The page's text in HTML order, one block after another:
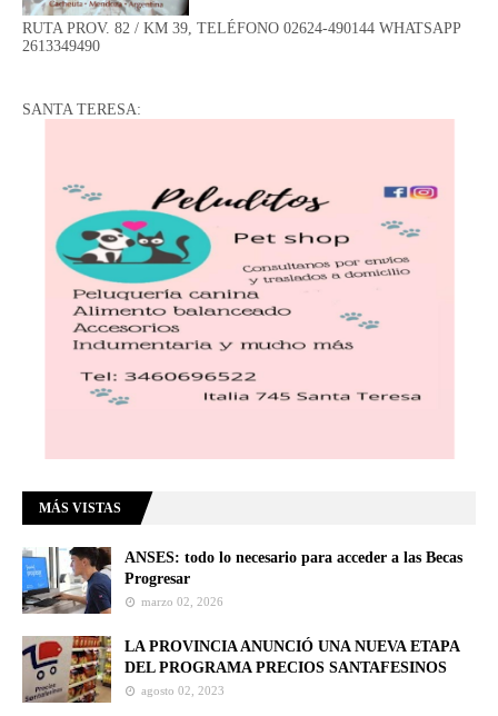
RUTA PROV. 82 / KM 39, TELÉFONO 02624-490144 WHATSAPP
2613349490
SANTA TERESA:
MÁS VISTAS
ANSES: todo lo necesario para acceder a las Becas
Progresar
marzo 02, 2026
LA PROVINCIA ANUNCIÓ UNA NUEVA ETAPA
DEL PROGRAMA PRECIOS SANTAFESINOS
agosto 02, 2023